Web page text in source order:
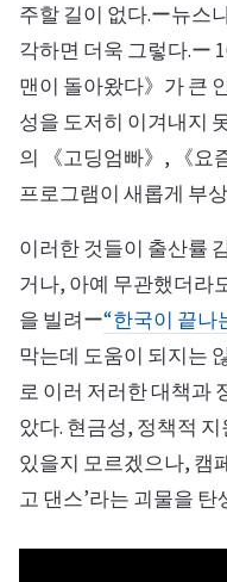
주할 길이 없다.ー뉴스
각하면 더욱 그렇다.ー
맨이 돌아왔다》가 큰
성을 도저히 이겨내지
의 《고딩엄빠》, 《요
프로그램이 새롭게 부
이러한 것들이 출산률
거나, 아예 무관했더라
을 빌려ー“한국이 끝나
막는데 도움이 되지는
로 이러 저러한 대책과
았다. 현금성, 정책적
있을지 모르겠으나, 캠
고 댄스’라는 괴물을